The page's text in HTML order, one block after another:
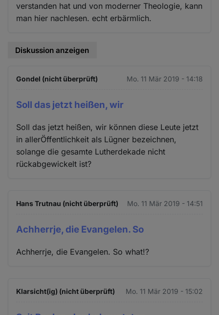
verstanden hat und von moderner Theologie, kann
man hier nachlesen. echt erbärmlich.
Diskussion anzeigen
Gondel (nicht überprüft) Mo. 11 Mär 2019 - 14:18
Soll das jetzt heißen, wir
Soll das jetzt heißen, wir können diese Leute jetzt
in allerÖffentlichkeit als Lügner bezeichnen,
solange die gesamte Lutherdekade nicht
rückabgewickelt ist?
Hans Trutnau (nicht überprüft) Mo. 11 Mär 2019 - 14:51
Achherrje, die Evangelen. So
Achherrje, die Evangelen. So what!?
Klarsicht(ig) (nicht überprüft) Mo. 11 Mär 2019 - 15:02